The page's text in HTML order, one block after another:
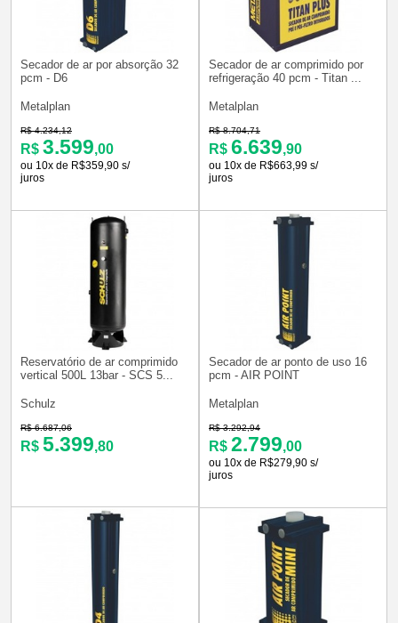
Secador de ar por absorção 32
pcm - D6
Metalplan
R$ 4.234,12
R$ 3.599,00
ou 10x de R$359,90 s/
juros
Secador de ar comprimido por
refrigeração 40 pcm - Titan ...
Metalplan
R$ 8.704,71
R$ 6.639,90
ou 10x de R$663,99 s/
juros
Reservatório de ar comprimido
vertical 500L 13bar - SCS 5...
Schulz
R$ 6.687,06
R$ 5.399,80
Secador de ar ponto de uso 16
pcm - AIR POINT
Metalplan
R$ 3.292,94
R$ 2.799,00
ou 10x de R$279,90 s/
juros